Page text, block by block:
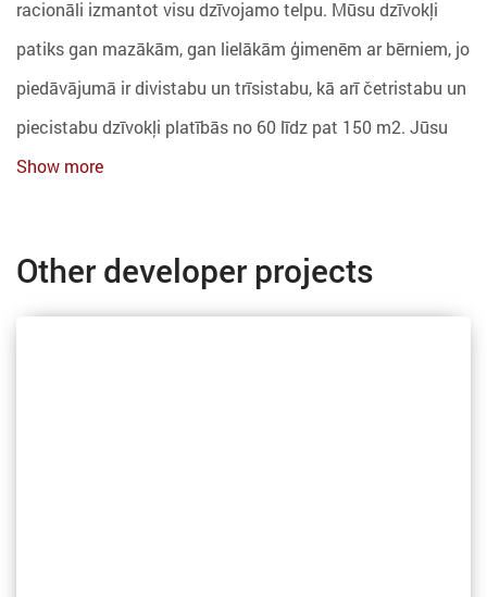
racionāli izmantot visu dzīvojamo telpu. Mūsu dzīvokļi
patiks gan mazākām, gan lielākām ģimenēm ar bērniem, jo
piedāvājumā ir divistabu un trīsistabu, kā arī četristabu un
piecistabu dzīvokļi platībās no 60 līdz pat 150 m2. Jūsu
Show more
Other developer projects